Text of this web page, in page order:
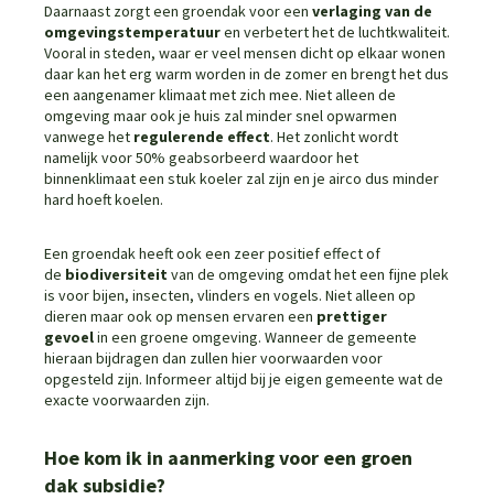
Daarnaast zorgt een groendak voor een verlaging van de
omgevingstemperatuuren verbetert het de luchtkwaliteit.
Vooral in steden, waar er veel mensen dicht op elkaar wonen
daar kan het erg warm worden in de zomer en brengt het dus
een aangenamer klimaat met zich mee. Niet alleen de
omgeving maar ook je huis zal minder snel opwarmen
vanwege het regulerende effect. Het zonlicht wordt
namelijk voor 50% geabsorbeerd waardoor het
binnenklimaat een stuk koeler zal zijn en je airco dus minder
hard hoeft koelen.
Een groendak heeft ook een zeer positief effect of
de biodiversiteit van de omgeving omdat het een fijne plek
is voor bijen, insecten, vlinders en vogels. Niet alleen op
dieren maar ook op mensen ervaren een prettiger
gevoelin een groene omgeving. Wanneer de gemeente
hieraan bijdragen dan zullen hier voorwaarden voor
opgesteld zijn. Informeer altijd bij je eigen gemeente wat de
exacte voorwaarden zijn.
Hoe kom ik in aanmerking voor een groen
dak subsidie?